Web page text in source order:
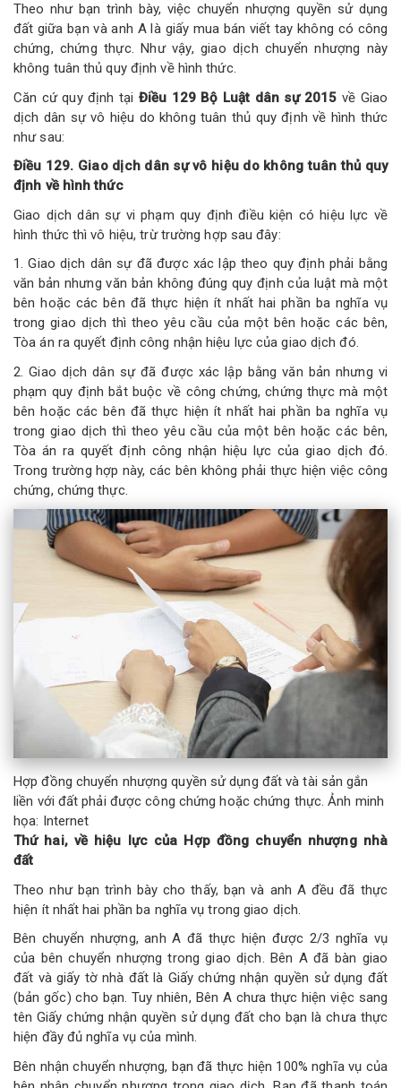
Theo như bạn trình bày, việc chuyển nhượng quyền sử dụng
đất giữa bạn và anh A là giấy mua bán viết tay không có công
chứng, chứng thực. Như vậy, giao dịch chuyển nhượng này
không tuân thủ quy định về hình thức.
Căn cứ quy định tại Điều 129 Bộ Luật dân sự 2015 về Giao
dịch dân sự vô hiệu do không tuân thủ quy định về hình thức
như sau:
Điều 129. Giao dịch dân sự vô hiệu do không tuân thủ quy
định về hình thức
Giao dịch dân sự vi phạm quy định điều kiện có hiệu lực về
hình thức thì vô hiệu, trừ trường hợp sau đây:
1. Giao dịch dân sự đã được xác lập theo quy định phải bằng
văn bản nhưng văn bản không đúng quy định của luật mà một
bên hoặc các bên đã thực hiện ít nhất hai phần ba nghĩa vụ
trong giao dịch thì theo yêu cầu của một bên hoặc các bên,
Tòa án ra quyết định công nhận hiệu lực của giao dịch đó.
2. Giao dịch dân sự đã được xác lập bằng văn bản nhưng vi
phạm quy định bắt buộc về công chứng, chứng thực mà một
bên hoặc các bên đã thực hiện ít nhất hai phần ba nghĩa vụ
trong giao dịch thì theo yêu cầu của một bên hoặc các bên,
Tòa án ra quyết định công nhận hiệu lực của giao dịch đó.
Trong trường hợp này, các bên không phải thực hiện việc công
chứng, chứng thực.
Hợp đồng chuyển nhượng quyền sử dụng đất và tài sản gắn
liền với đất phải được công chứng hoặc chứng thực. Ảnh minh
họa: Internet
Thứ hai, về hiệu lực của Hợp đồng chuyển nhượng nhà
đất
Theo như bạn trình bày cho thấy, bạn và anh A đều đã thực
hiện ít nhất hai phần ba nghĩa vụ trong giao dịch.
Bên chuyển nhượng, anh A đã thực hiện được 2/3 nghĩa vụ
của bên chuyển nhượng trong giao dịch. Bên A đã bàn giao
đất và giấy tờ nhà đất là Giấy chứng nhận quyền sử dụng đất
(bản gốc) cho bạn. Tuy nhiên, Bên A chưa thực hiện việc sang
tên Giấy chứng nhận quyền sử dụng đất cho bạn là chưa thực
hiện đầy đủ nghĩa vụ của mình.
Bên nhận chuyển nhượng, bạn đã thực hiện 100% nghĩa vụ của